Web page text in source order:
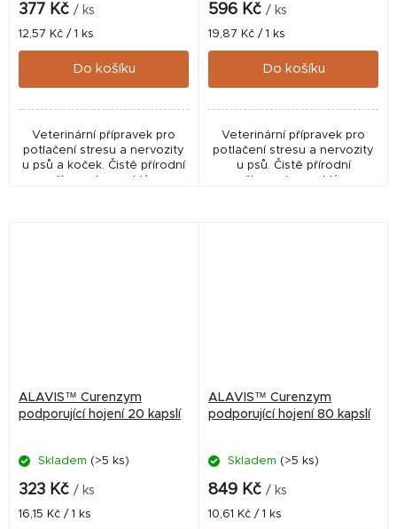
377 Kč / ks
Měrná
12,57 Kč / 1 ks
Do košíku
Veterinární přípravek pro
potlačení stresu a nervozity
u psů a koček. Čistě přírodní
přípravek s rychlým
596 Kč / ks
Měrná
19,87 Kč / 1 ks
Do košíku
Veterinární přípravek pro
potlačení stresu a nervozity
u psů. Čistě přírodní
přípravek s rychlým
ALAVIS™ Curenzym
podporující hojení 20 kapslí
Skladem (>5 ks)
323 Kč / ks
Měrná
16,15 Kč / 1 ks
ALAVIS™ Curenzym
podporující hojení 80 kapslí
Skladem (>5 ks)
849 Kč / ks
Měrná
10,61 Kč / 1 ks